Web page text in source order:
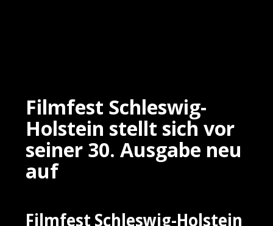
Filmfest Schleswig-
Holstein stellt sich vor
seiner 30. Ausgabe neu
auf
Filmfest Schleswig-Holstein